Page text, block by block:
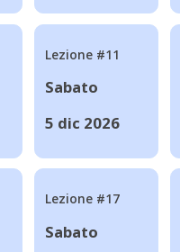
Lezione #11
Sabato
5 dic 2026
Lezione #17
Sabato